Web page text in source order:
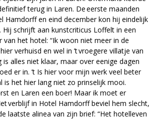
terug in Laren. De eerste maanden
Hamdorff en eind december kon hij eindelijk
Hij schrijft aan kunstcriticus Loffelt in een
van het hotel: “Ik woon niet meer in de
verhuisd en wel in ’t vroegere villatje van
alles niet klaar, maar over eenige dagen
er in. ’t Is hier voor mijn werk veel beter
is het hier lang niet zo prinselijk mooi.
en Laren een boer! Maar ik moet er
verblijf in Hotel Hamdorff beviel hem slecht,
laatste alinea van zijn brief: “Het hotelleven